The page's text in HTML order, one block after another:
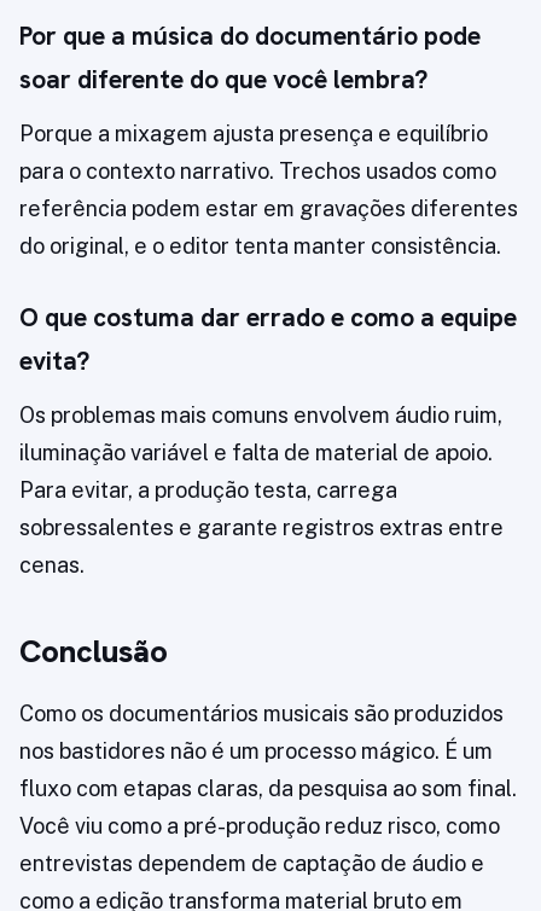
Por que a música do documentário pode
soar diferente do que você lembra?
Porque a mixagem ajusta presença e equilíbrio
para o contexto narrativo. Trechos usados como
referência podem estar em gravações diferentes
do original, e o editor tenta manter consistência.
O que costuma dar errado e como a equipe
evita?
Os problemas mais comuns envolvem áudio ruim,
iluminação variável e falta de material de apoio.
Para evitar, a produção testa, carrega
sobressalentes e garante registros extras entre
cenas.
Conclusão
Como os documentários musicais são produzidos
nos bastidores não é um processo mágico. É um
fluxo com etapas claras, da pesquisa ao som final.
Você viu como a pré-produção reduz risco, como
entrevistas dependem de captação de áudio e
como a edição transforma material bruto em